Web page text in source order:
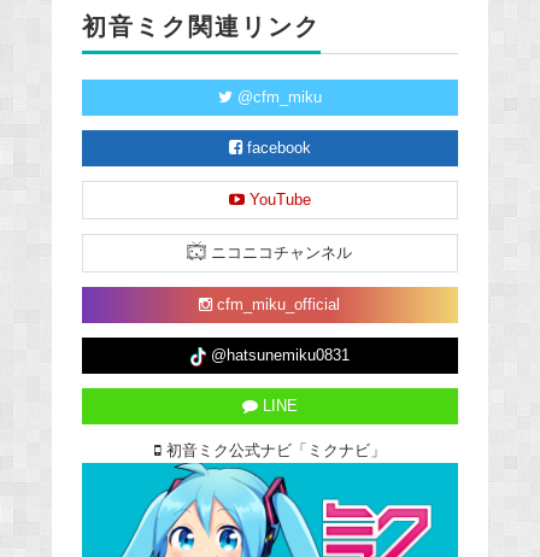
初音ミク関連リンク
@cfm_miku
facebook
YouTube
ニコニコチャンネル
cfm_miku_official
@hatsunemiku0831
LINE
初音ミク公式ナビ「ミクナビ」